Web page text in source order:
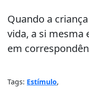
Quando a
vida, a si mesma
em
Tags: Estímulo,